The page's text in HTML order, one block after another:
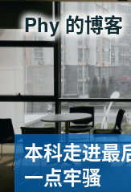
至
内
Phy 的博客
本科走进最
一点牢骚